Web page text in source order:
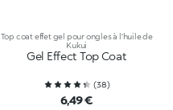
Top coat effet gel pour ongles à l’huile de
Kukui
Gel Effect Top Coat
(38)
6,49 €